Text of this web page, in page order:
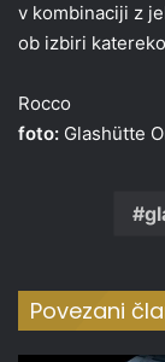
v kombinaciji z
ob izbiri
Rocco
foto: Glashütte
Povezani